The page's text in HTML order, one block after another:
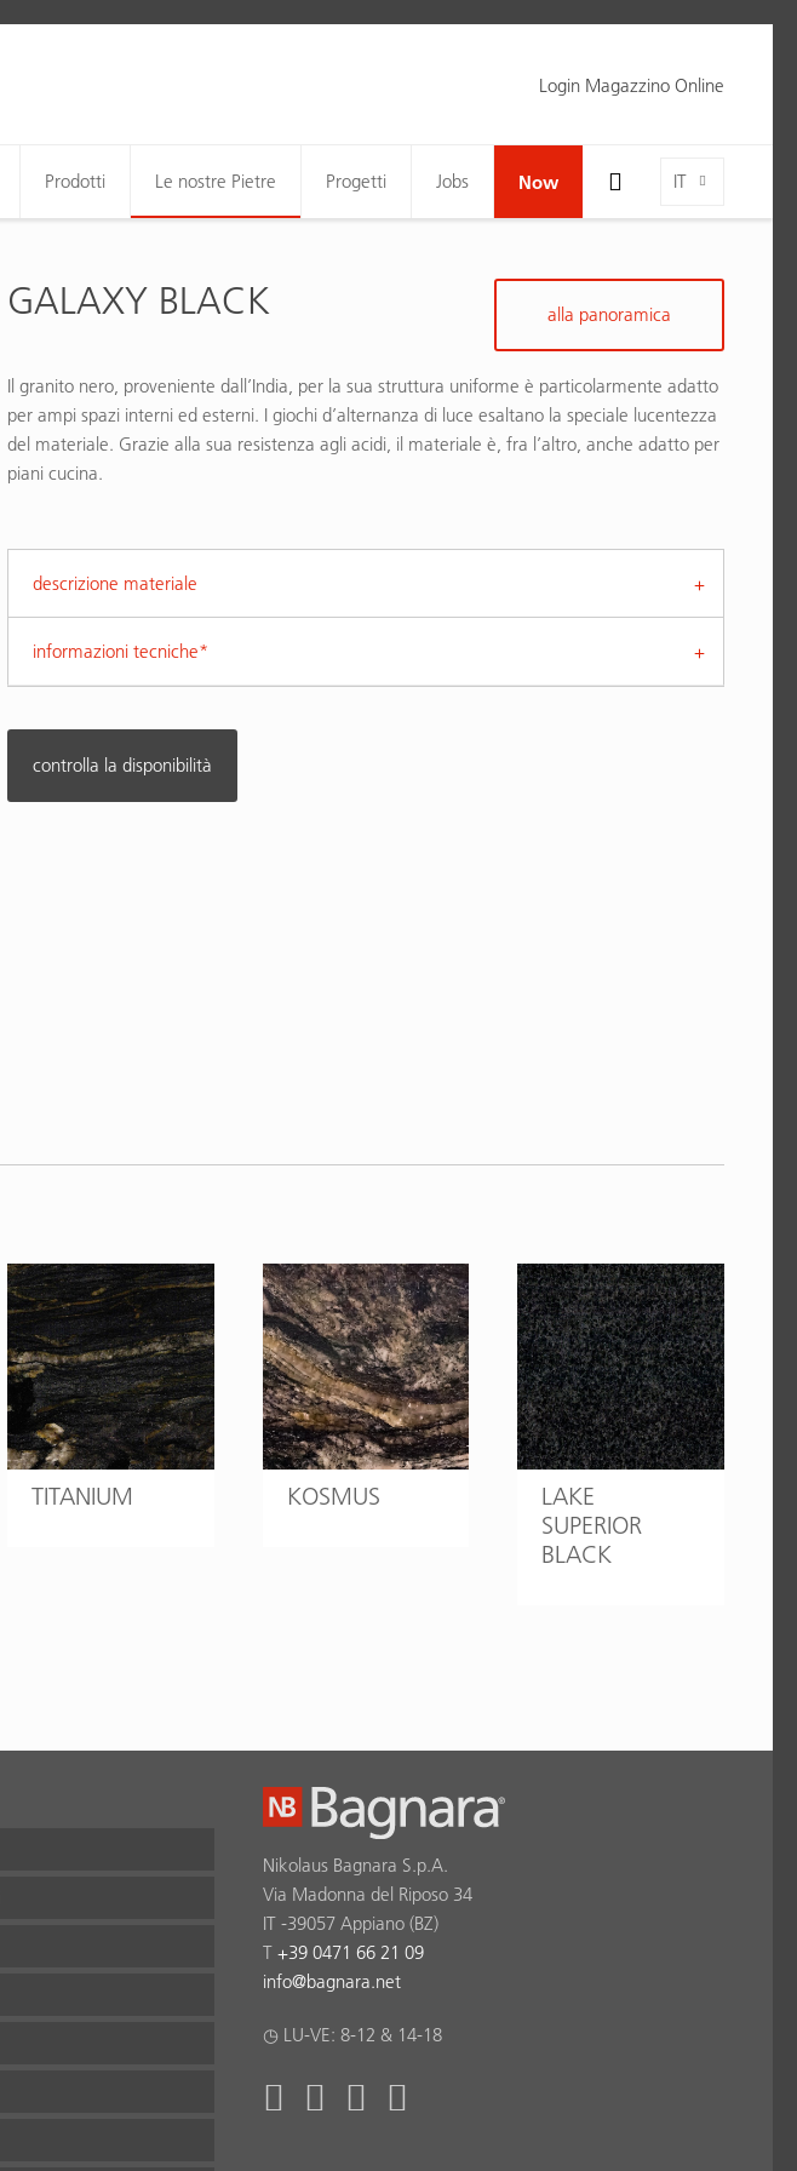
Login Magazzino Online
IT
Toggle Search Bar Visibility For Wide Screens
Prodotti Le nostre Pietre Progetti Jobs Now
GALAXY BLACK
Il granito nero, proveniente dall’India, per la sua struttura uniforme è particolarmente adatto
per ampi spazi interni ed esterni. I giochi d’alternanza di luce esaltano la speciale lucentezza
del materiale. Grazie alla sua resistenza agli acidi, il materiale è, fra l’altro, anche adatto per
piani cucina.
alla panoramica
descrizione materiale
informazioni tecniche*
controlla la disponibilità
TITANIUM KOSMUS
LAKE
SUPERIOR
BLACK
Nikolaus Bagnara S.p.A.
Via Madonna del Riposo 34
IT -39057 Appiano (BZ)
T +39 0471 66 21 09
info@bagnara.net
◷ LU-VE: 8-12 & 14-18